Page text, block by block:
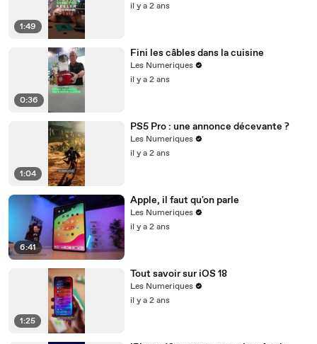
1:49
il y a 2 ans
0:36
Fini les câbles dans la cuisine
Les Numeriques
il y a 2 ans
1:04
PS5 Pro : une annonce décevante ?
Les Numeriques
il y a 2 ans
6:41
Apple, il faut qu'on parle
Les Numeriques
il y a 2 ans
1:25
Tout savoir sur iOS 18
Les Numeriques
il y a 2 ans